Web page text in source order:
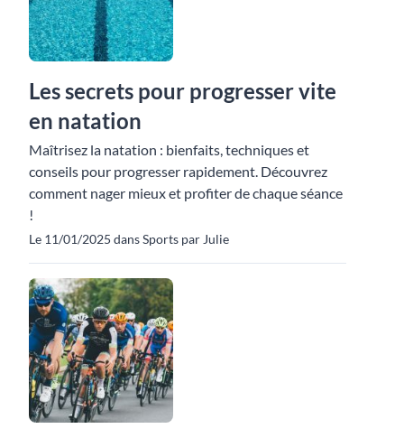
Les secrets pour progresser vite
en natation
Maîtrisez la natation : bienfaits, techniques et
conseils pour progresser rapidement. Découvrez
comment nager mieux et profiter de chaque séance
!
Le 11/01/2025 dans Sports par Julie